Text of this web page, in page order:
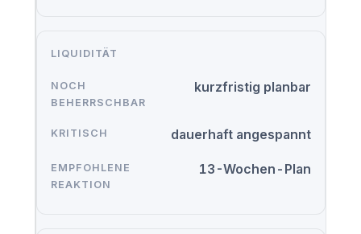
LIQUIDITÄT
kurzfristig planbar
dauerhaft angespannt
13-Wochen-Plan